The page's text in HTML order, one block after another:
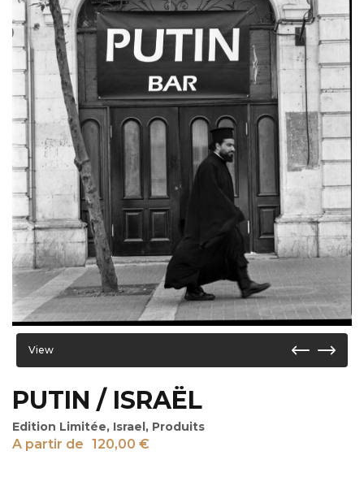
View
PUTIN / ISRAËL
Edition Limitée, Israel, Produits
A partir de 120,00 €